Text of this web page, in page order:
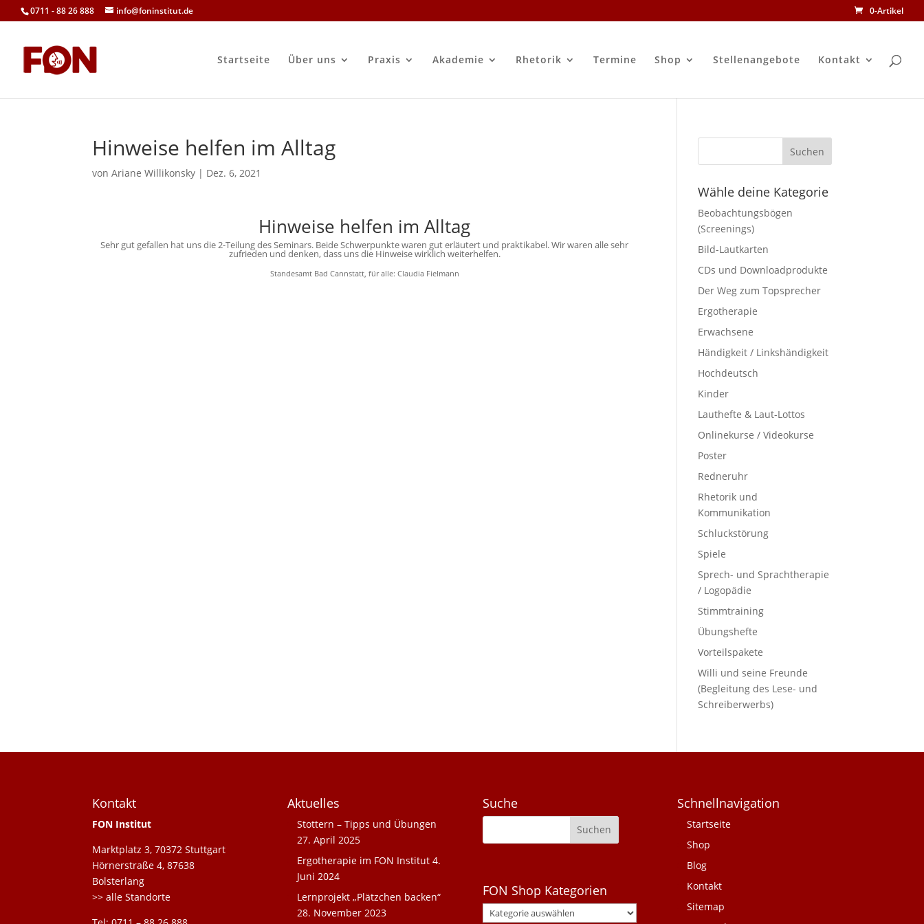
0711 - 88 26 888 info@foninstitut.de 0-Artikel
Startseite Über uns Praxis Akademie Rhetorik Termine Shop Stellenangebote Kontakt
Hinweise helfen im Alltag
vonAriane Willikonsky | Dez. 6, 2021
Hinweise helfen im Alltag
Sehr gut gefallen hat uns die 2-Teilung des Seminars. Beide Schwerpunkte waren gut erläutert und praktikabel. Wir waren alle sehr
zufrieden und denken, dass uns die Hinweise wirklich weiterhelfen.
Standesamt Bad Cannstatt, für alle: Claudia Fielmann
Wähle deine Kategorie
Beobachtungsbögen
(Screenings)
Bild-Lautkarten
CDs und Downloadprodukte
Der Weg zum Topsprecher
Ergotherapie
Erwachsene
Händigkeit / Linkshändigkeit
Hochdeutsch
Kinder
Lauthefte & Laut-Lottos
Onlinekurse / Videokurse
Poster
Redneruhr
Rhetorik und
Kommunikation
Schluckstörung
Spiele
Sprech- und Sprachtherapie
/ Logopädie
Stimmtraining
Übungshefte
Vorteilspakete
Willi und seine Freunde
(Begleitung des Lese- und
Schreiberwerbs)
Kontakt
FON Institut
Marktplatz 3, 70372 Stuttgart
Hörnerstraße 4, 87638
Bolsterlang
>> alle Standorte
Aktuelles
Stottern – Tipps und Übungen
27. April 2025
Ergotherapie im FON Institut 4.
Juni 2024
Lernprojekt „Plätzchen backen“
28. November 2023
Suche
FON Shop Kategorien
Schnellnavigation
Startseite
Shop
Blog
Kontakt
Sitemap